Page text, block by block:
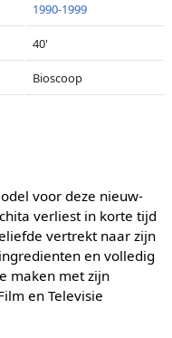
1990-1999
40'
Bioscoop
voor deze nieuw-
verliest in korte tijd
vertrekt naar zijn
en volledig
maken met zijn
en Televisie